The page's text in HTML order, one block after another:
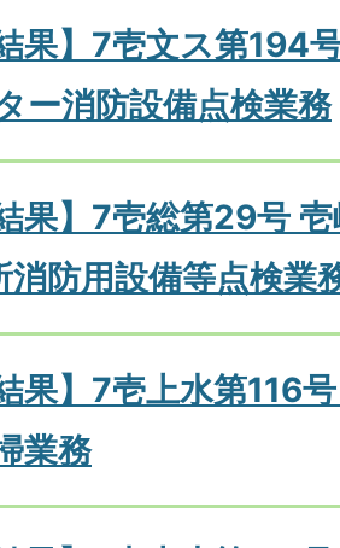
結果】7壱文ス第
ー消防設備点検業務
果】7壱総第29号
消防用設備等点検業
結果】7壱上水第116
業務